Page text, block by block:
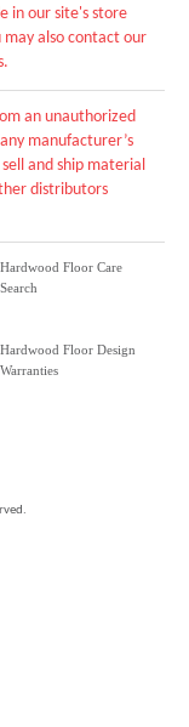
in our site's store
also contact our
an unauthorized
manufacturer’s
and ship material
distributors
Hardwood Floor Care
Search
Hardwood Floor Design
Warranties